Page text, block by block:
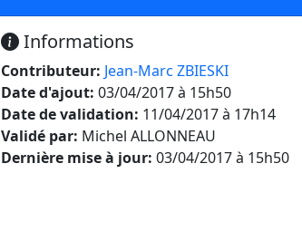
Informations
Contributeur: Jean-Marc ZBIESKI
Date d'ajout: 03/04/2017 à 15h50
Date de validation: 11/04/2017 à 17h14
Validé par: Michel ALLONNEAU
Dernière mise à jour: 03/04/2017 à 15h50